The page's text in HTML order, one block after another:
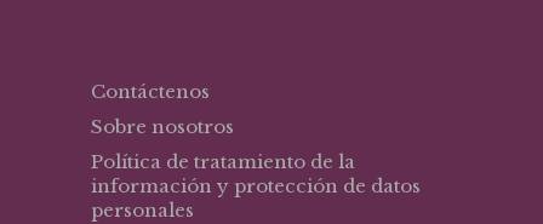
Contáctenos
Sobre nosotros
Política de tratamiento de la
información y protección de datos
personales